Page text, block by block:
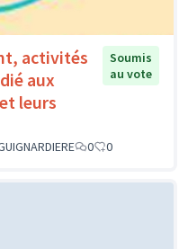
activités
aux
leurs
Soumis
au vote
0 0